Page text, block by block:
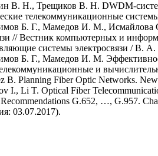
В. Н., Трещиков В. Н. DWDM-
телекоммуникационные
Б. Г., Мамедов И. М., Исмайлова
// Вестник компьютерных и
системы электросвязи / В.
Б. Г., Мамедов И. М.
и
B. Planning Fiber Optic Networks.
I., Li T. Optical Fiber
G.652, …, G.957.
03.07.2017).